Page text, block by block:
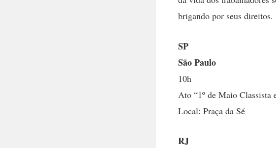
brigando por seus direitos.
SP
São Paulo
10h
Ato “1º de Maio Classista
Local: Praça da Sé
RJ